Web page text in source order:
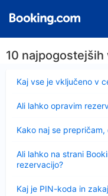
10 najpogostejših
Kaj vse je vključeno v
Ali lahko opravim
Kako naj se
Ali lahko na strani
rezervacijo?
Kaj je PIN-koda in